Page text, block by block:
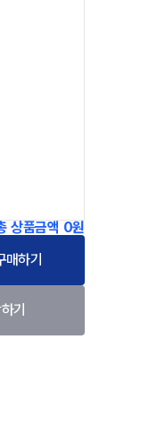
상품금액 0원
매하기
기